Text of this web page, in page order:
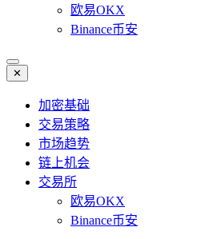
欧易OKX
Binance币安
✕
加密基础
交易策略
市场趋势
链上机会
交易所
欧易OKX
Binance币安